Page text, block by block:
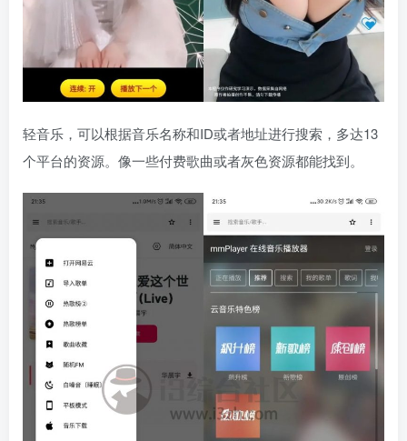
轻音乐，可以根据音乐名称和ID或者地址进行搜索，多达13
个平台的资源。像一些付费歌曲或者灰色资源都能找到。